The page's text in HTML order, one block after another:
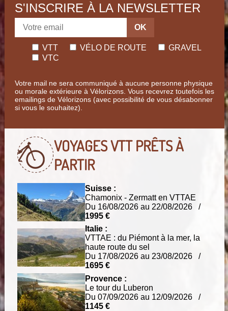
S'INSCRIRE À LA NEWSLETTER
OK
VTT VÉLO DE ROUTE
GRAVEL
VTC
Votre mail ne sera communiqué à aucune personne physique
ou morale extérieure à Vélorizons. Vous recevrez toutefois les
emailings de Vélorizons (avec possibilité de vous désabonner
si vous le souhaitez).
VOYAGES VTTPRÊTS À
PARTIR
Suisse :
Chamonix - Zermatt en VTTAE
Du 16/08/2026 au 22/08/2026 /
1995 €
Italie :
VTTAE : du Piémont à la mer, la
haute route du sel
Du 17/08/2026 au 23/08/2026 /
1695 €
Provence :
Le tour du Luberon
Du 07/09/2026 au 12/09/2026 /
1145 €